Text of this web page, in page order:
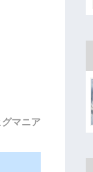
グマニア